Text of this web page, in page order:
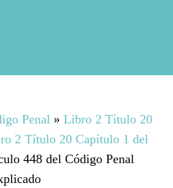
Penal » Libro 2 Título 20
2 Título 20 Capítulo 1 del
448 del Código Penal